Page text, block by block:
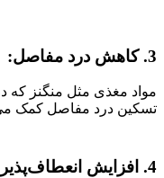
3. کاهش درد مفاصل:
مواد مغذی مثل منگنز که
تسکین درد مفاصل کمک
4. افزایش انعطاف‌پذیری مفاصل: